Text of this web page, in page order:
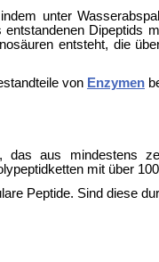
unter
entstandenen Dipeptids
entsteht, die
von Enzymen
das aus mindestens
mit über
Peptide. Sind diese